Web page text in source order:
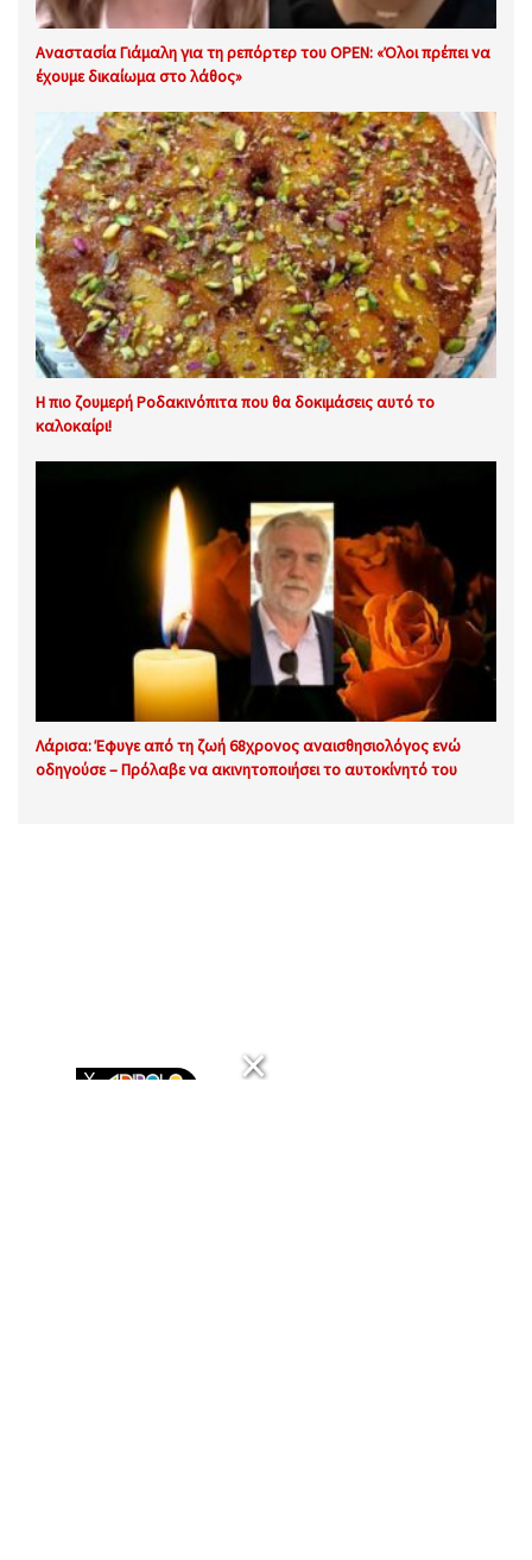
Αναστασία Γιάμαλη για τη ρεπόρτερ του OPEN: «Όλοι πρέπει να
έχουμε δικαίωμα στο λάθος»
Η πιο ζουμερή Ροδακινόπιτα που θα δοκιμάσεις αυτό το
καλοκαίρι!
Λάρισα: Έφυγε από τη ζωή 68χρονος αναισθησιολόγος ενώ
οδηγούσε – Πρόλαβε να ακινητοποιήσει το αυτοκίνητό του